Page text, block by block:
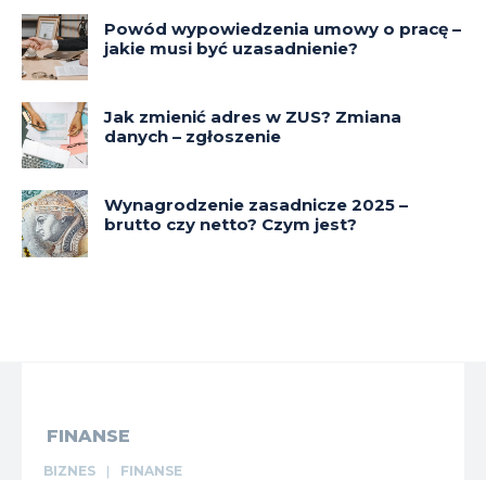
Powód wypowiedzenia umowy o pracę –
jakie musi być uzasadnienie?
Jak zmienić adres w ZUS? Zmiana
danych – zgłoszenie
Wynagrodzenie zasadnicze 2025 –
brutto czy netto? Czym jest?